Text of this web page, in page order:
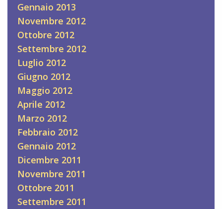
Gennaio 2013
Novembre 2012
Ottobre 2012
Settembre 2012
Luglio 2012
Giugno 2012
Maggio 2012
Aprile 2012
Marzo 2012
Febbraio 2012
Gennaio 2012
Dicembre 2011
Novembre 2011
Ottobre 2011
Settembre 2011